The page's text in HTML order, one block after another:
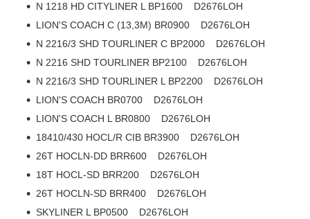
N 1218 HD CITYLINER L BP1600 D2676LOH
LION'S COACH C (13,3M) BR0900 D2676LOH
N 2216/3 SHD TOURLINER C BP2000 D2676LOH
N 2216 SHD TOURLINER BP2100 D2676LOH
N 2216/3 SHD TOURLINER L BP2200 D2676LOH
LION'S COACH BR0700 D2676LOH
LION'S COACH L BR0800 D2676LOH
18410/430 HOCL/R CIB BR3900 D2676LOH
26T HOCLN-DD BRR600 D2676LOH
18T HOCL-SD BRR200 D2676LOH
26T HOCLN-SD BRR400 D2676LOH
SKYLINER L BP0500 D2676LOH